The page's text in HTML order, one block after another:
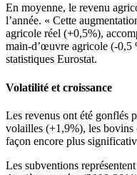
En moyenne, le revenu
l’année. « Cette
agricole réel (+0,5%),
main-d’œuvre agricole (-0,5
statistiques Eurostat.
Volatilité et croissance
Les revenus ont été gonflés
volailles (+1,9%), les
façon encore plus
Les subventions